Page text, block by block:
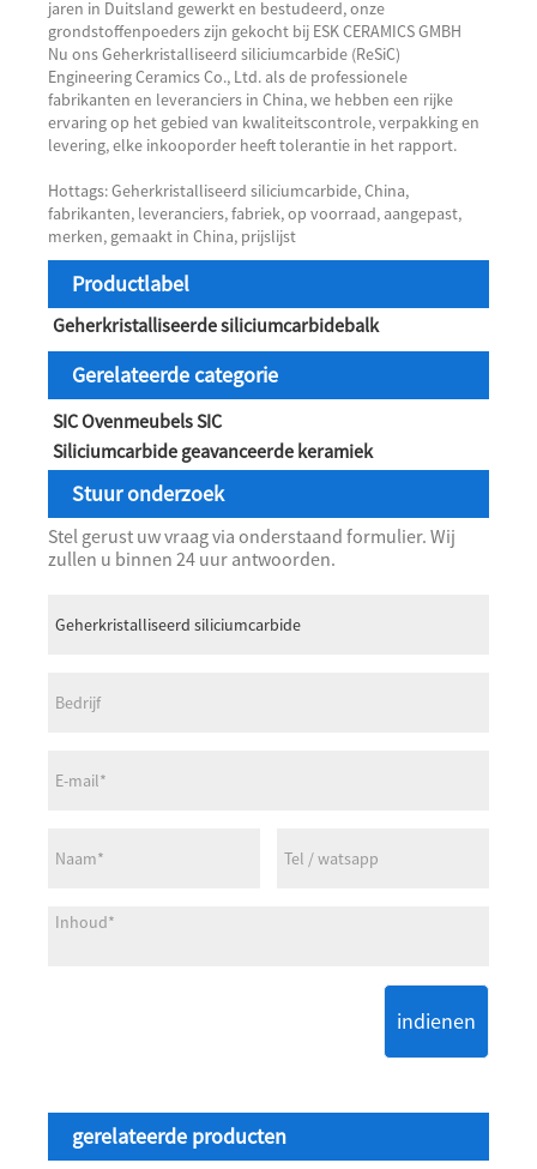
jaren in Duitsland gewerkt en bestudeerd, onze
grondstoffenpoeders zijn gekocht bij ESK CERAMICS GMBH
Nu ons Geherkristalliseerd siliciumcarbide (ReSiC)
Engineering Ceramics Co., Ltd. als de professionele
fabrikanten en leveranciers in China, we hebben een rijke
ervaring op het gebied van kwaliteitscontrole, verpakking en
levering, elke inkooporder heeft tolerantie in het rapport.
Hottags: Geherkristalliseerd siliciumcarbide, China,
fabrikanten, leveranciers, fabriek, op voorraad, aangepast,
merken, gemaakt in China, prijslijst
Productlabel
Geherkristalliseerde siliciumcarbidebalk
Gerelateerde categorie
SIC Ovenmeubels SIC
Siliciumcarbide geavanceerde keramiek
Stuur onderzoek
Stel gerust uw vraag via onderstaand formulier. Wij
zullen u binnen 24 uur antwoorden.
indienen
gerelateerde producten